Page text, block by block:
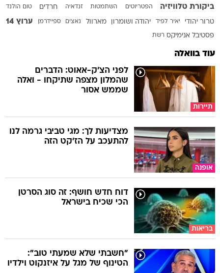
ביקורת טלוויזיה הפטריוטים השתמטות זנדאיה חרדים טום הולנד
טרור יהודי יאיר לפיד יהודה ושומרון מארוול נאצים ספיידרמן ערוץ 14
פסטיבל אנימיקס רשת
עוד בוואלה
תיירות
לפני הצ'ק-אאוט: הדברים
שהמלון מצפה שתיקחו - ואלה
שממש אסור
אופנה
מצדיעות לך: מגי טביבי גרמה לנו
להתעכב על הז'קט הזה
בריאות
דוח חדש חושף: זה סוג הסרטן
הכי שכיח בישראל
"חשבתי שלא שמעתי טוב":
הטינוף של מגל על איזנקוט וילדיו